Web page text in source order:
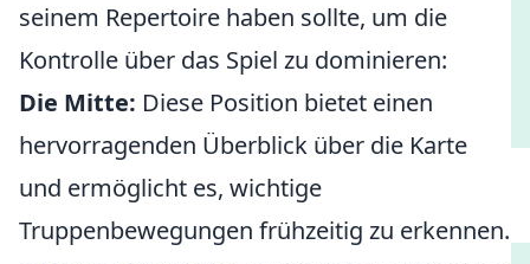
seinem Repertoire haben sollte, um die
Kontrolle über das Spiel zu dominieren:
Die Mitte: Diese Position bietet einen
hervorragenden Überblick über die Karte
und ermöglicht es, wichtige
Truppenbewegungen frühzeitig zu erkennen.